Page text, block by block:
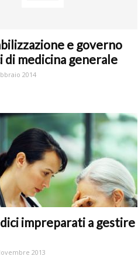
e governo
di medicina generale
2014
impreparati a gestire
2013